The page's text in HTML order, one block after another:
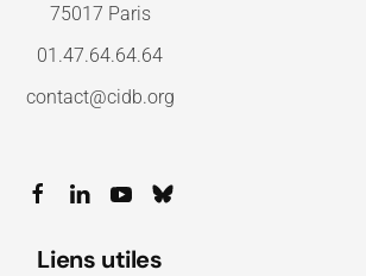
75017 Paris
01.47.64.64.64
contact@cidb.org
Liens utiles